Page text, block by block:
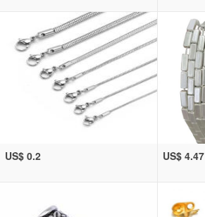
US$ 0.2 US$ 4.47